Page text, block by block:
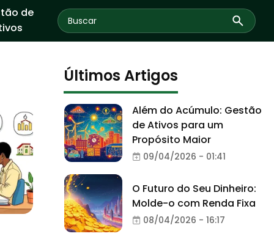
de
Últimos Artigos
Além do Acúmulo: Gestão
de Ativos para um
Propósito Maior
09/04/2026 - 01:41
O Futuro do Seu Dinheiro:
Molde-o com Renda Fixa
08/04/2026 - 16:17